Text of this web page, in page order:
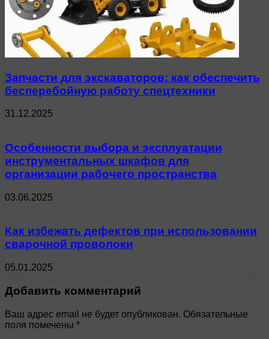
Запчасти для экскаваторов: как обеспечить
бесперебойную работу спецтехники
31.12.2025
Особенности выбора и эксплуатации
инструментальных шкафов для
организации рабочего пространства
03.06.2025
Как избежать дефектов при использовании
сварочной проволоки
05.01.2025
Добавить комментарий
Ваш адрес email не будет опубликован. Обязательные
поля помечены *